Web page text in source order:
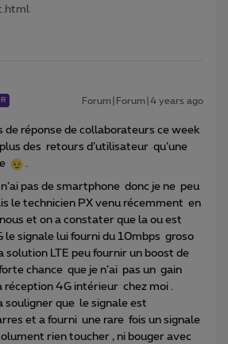
Forum|Forum|4 years ago
de réponse de collaborateurs ce week
des retours d’utilisateur qu’une
.
pas de smartphone donc je ne peu
le technicien PX venu récemment en
et on a constater que la ou est
le signale lui fourni du 10mbps groso
solution LTE peu fournir un boost de
chance que je n’ai pas un gain
réception 4G intérieur chez moi .
souligner que le signale est
et a fourni une rare fois un signale
rien toucher , ni bouger avec